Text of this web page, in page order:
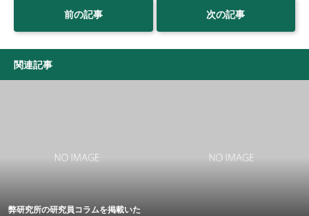
前の記事 次の記事
関連記事
弊研究所の研究員コラムを掲載いた